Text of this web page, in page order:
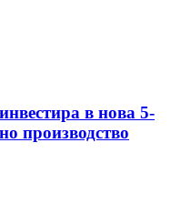
в нова 5-
производство